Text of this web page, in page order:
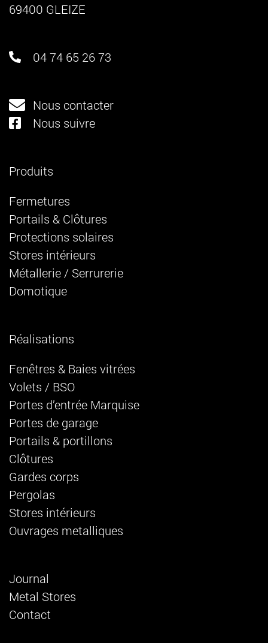
69400 GLEIZE
04 74 65 26 73
Nous contacter
Nous suivre
Produits
Fermetures
Portails & Clôtures
Protections solaires
Stores intérieurs
Métallerie / Serrurerie
Domotique
Réalisations
Fenêtres & Baies vitrées
Volets / BSO
Portes d’entrée Marquise
Portes de garage
Portails & portillons
Clôtures
Gardes corps
Pergolas
Stores intérieurs
Ouvrages metalliques
Journal
Metal Stores
Contact